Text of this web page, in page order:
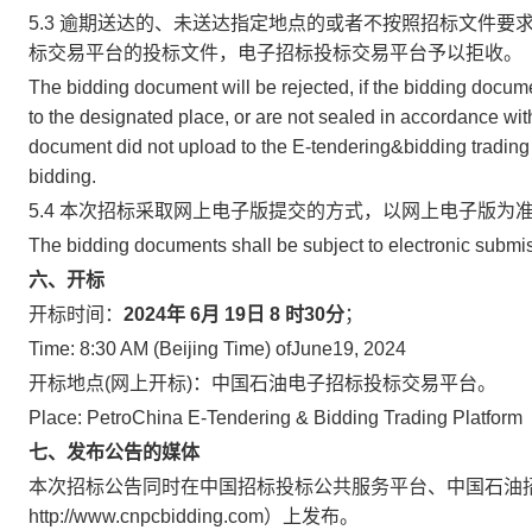
5.3 逾期送达的、未送达指定地点的或者不按照招标文件要
标交易平台的投标文件，电子招标投标交易平台予以拒收。
The bidding document will be rejected, if the bidding
to the designated place, or are not sealed in accordance
document did not upload to the E-tendering&bidding
bidding.
5.4 本次招标采取网上电子版提交的方式，以网上电子版为
The bidding documents shall be subject to electronic
六、开标
开标时间： 2024年 6月 19 日 8 时30分；
Time: 8:30 AM (Beijing Time) ofJune19, 2024
开标地点(网上开标)：中国石油电子招标投标交易平台。
Place: PetroChina E-Tendering & Bidding Trading Platform
七、发布公告的媒体
本次招标公告同时在中国招标投标公共服务平台、中国石
http://www.cnpcbidding.com）上发布。